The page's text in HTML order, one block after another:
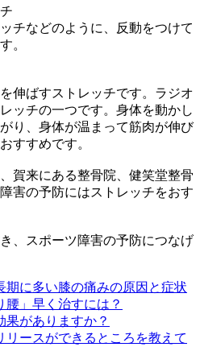
チなどのように、反動をつけて
。
伸ばすストレッチです。ラジオ
ッチの一つです。 身体を動かし
り、 身体が温まって筋肉が伸び
すすめです。
賀来にある整骨院、健笑堂整骨
害の予防にはストレッチをおす
、スポーツ障害の予防につなげ
期に多い膝の痛みの原因と症状
腰」早く治すには？
果がありますか？
リースができるところを教えて